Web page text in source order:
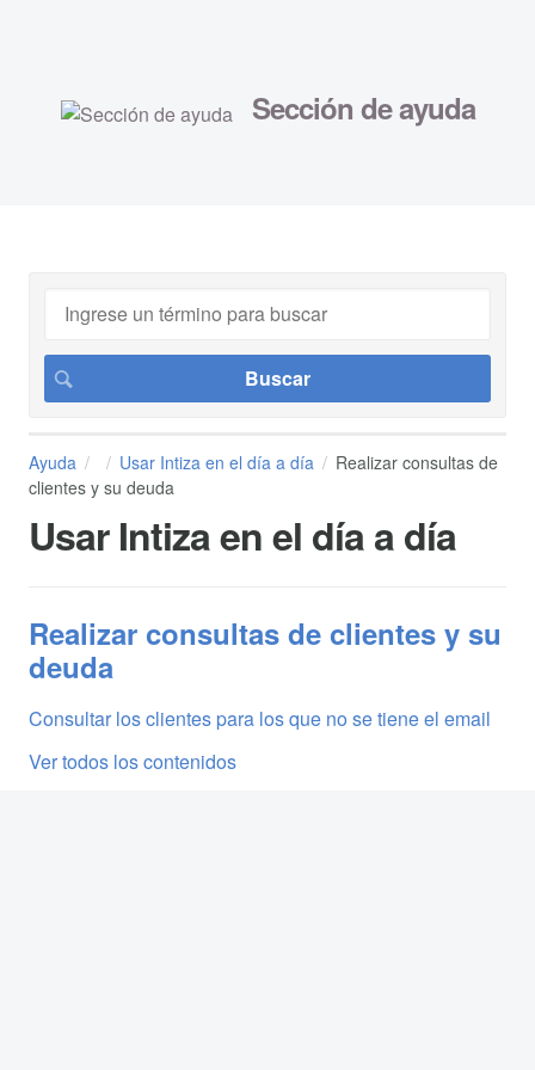
Sección de ayuda
Ayuda Usar Intiza en el día a día
Realizar consultas de
clientes y su deuda
Usar Intiza en el día a día
Realizar consultas de clientes y su
deuda
Consultar los clientes para los que no se tiene el email
Ver todos los contenidos